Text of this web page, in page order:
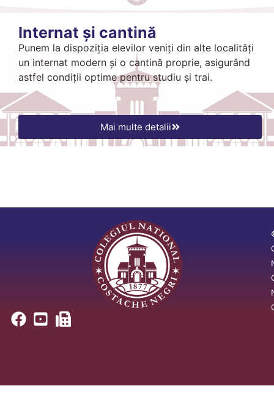
Internat și cantină
Punem la dispoziția elevilor veniți din alte localități
un internat modern și o cantină proprie, asigurând
astfel condiții optime pentru studiu și trai.
Mai multe detalii